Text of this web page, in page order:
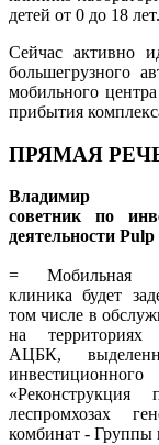
детей от 0 до 18 лет.
Сейчас активно
большегрузного
мобильного
прибытия
ПРЯМАЯ
Владимир
советник по
деятельности
= Мобильная
клиника будет
том числе в
на территориях
АЦБК,
леспромхозах
комбинат - Группы